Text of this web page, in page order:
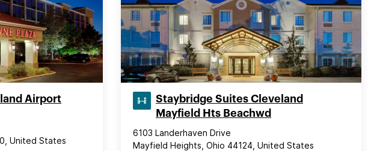
Airport
United States
Staybridge Suites Cleveland
Mayfield Hts Beachwd
6103 Landerhaven Drive
Mayfield Heights, Ohio 44124, United States